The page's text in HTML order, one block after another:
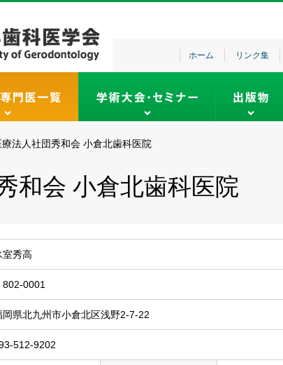
ホーム リンク集
療法人社団秀和会 小倉北歯科医院
和会 小倉北歯科医院
室秀高
802-0001
岡県北九州市小倉北区浅野2-7-22
512-9202